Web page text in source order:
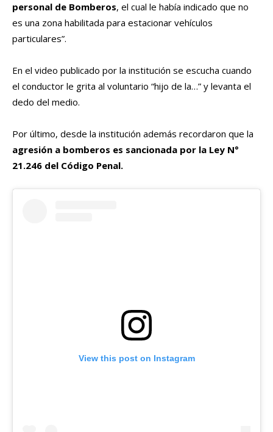
personal de Bomberos, el cual le había indicado que no
es una zona habilitada para estacionar vehículos
particulares”.
En el video publicado por la institución se escucha cuando
el conductor le grita al voluntario “hijo de la…” y levanta el
dedo del medio.
Por último, desde la institución además recordaron que la
agresión a bomberos es sancionada por la Ley N°
21.246 del Código Penal.
View this post on Instagram